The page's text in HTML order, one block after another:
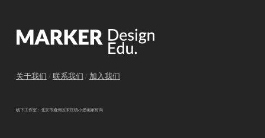
关于我们 / 联系我们 / 加入我们
线下工作室：北京市通州区宋庄镇小堡画家村内